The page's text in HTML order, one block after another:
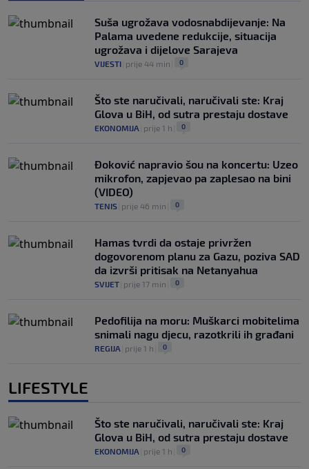
Suša ugrožava vodosnabdijevanje: Na
Palama uvedene redukcije, situacija
ugrožava i dijelove Sarajeva
VIJESTI prije 44 min 0
Što ste naručivali, naručivali ste: Kraj
Glova u BiH, od sutra prestaju dostave
EKONOMIJA prije 1 h 0
Đoković napravio šou na koncertu: Uzeo
mikrofon, zapjevao pa zaplesao na bini
(VIDEO)
TENIS prije 46 min 0
Hamas tvrdi da ostaje privržen
dogovorenom planu za Gazu, poziva SAD
da izvrši pritisak na Netanyahua
SVIJET prije 17 min 0
Pedofilija na moru: Muškarci mobitelima
snimali nagu djecu, razotkrili ih građani
REGIJA prije 1 h 0
LIFESTYLE
Što ste naručivali, naručivali ste: Kraj
Glova u BiH, od sutra prestaju dostave
EKONOMIJA prije 1 h 0